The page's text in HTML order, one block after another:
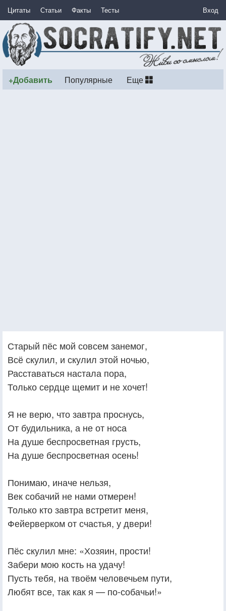
Цитаты Статьи Факты Тесты Вход
+Добавить Популярные Еще
Старый пёс мой совсем занемог,
Всё скулил, и скулил этой ночью,
Расставаться настала пора,
Только сердце щемит и не хочет!
Я не верю, что завтра проснусь,
От будильника, а не от носа
На душе беспросветная грусть,
На душе беспросветная осень!
Понимаю, иначе нельзя,
Век собачий не нами отмерен!
Только кто завтра встретит меня,
Фейерверком от счастья, у двери!
Пёс скулил мне: «Хозяин, прости!
Забери мою кость на удачу!
Пусть тебя, на твоём человечьем пути,
Любят все, так как я — по-собачьи!»